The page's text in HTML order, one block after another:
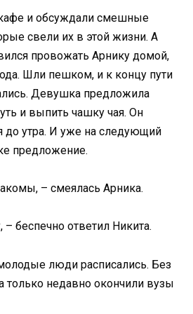
и обсуждали смешные
свели их в этой жизни. А
провожать Арнику домой,
Шли пешком, и к концу пути
Девушка предложила
и выпить чашку чая. Он
до утра. И уже на следующий
предложение.
– смеялась Арника.
беспечно ответил Никита.
люди расписались. Без
только недавно окончили вузы